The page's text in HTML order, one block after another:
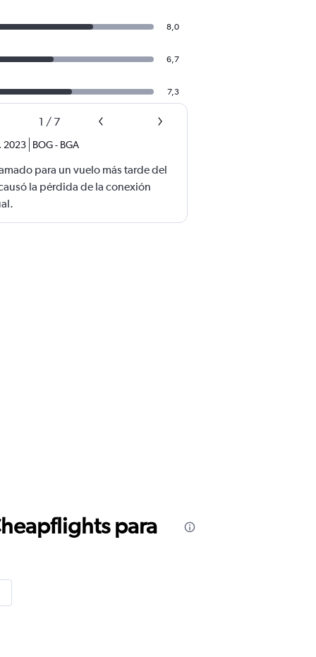
8,0
6,7
7,3
1 / 7
2023 BOG- BGA
para un vuelo más tarde del
la pérdida de la conexión
para